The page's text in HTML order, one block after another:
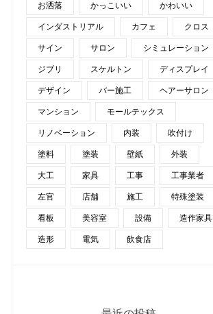
お洒落 かっこいい かわいい
インダストリアル カフェ クロス
サイン サロン シミュレーション
ジブリ スケルトン ディスプレイ
デザイン バー施工 ヘアーサロン
マンション モールテックス
リノベーション 内装 吹付け
塗料 塗装 壁紙 外装
大工 家具 工事 工事業者
左官 店舗 施工 特殊塗装
看板 美容室 設備 造作家具
造形 電気 飲食店